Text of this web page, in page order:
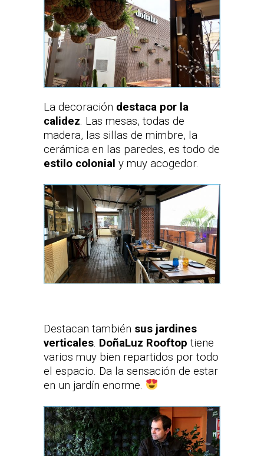
La decoración destaca por la
calidez. Las mesas, todas de
madera, las sillas de mimbre, la
cerámica en las paredes, es todo de
estilo colonial y muy acogedor.
Destacan también sus jardines
verticales. DoñaLuz Rooftop tiene
varios muy bien repartidos por todo
el espacio. Da la sensación de estar
en un jardín enorme.